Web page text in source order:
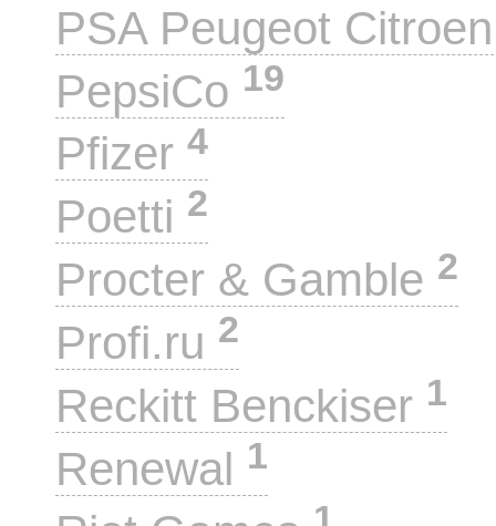
PSA Peugeot
PepsiCo 19
Pfizer 4
Poetti 2
Procter & Gamble 2
Profi.ru 2
Reckitt Benckiser 1
Renewal 1